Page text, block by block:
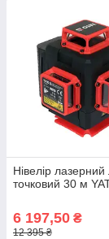
Нівелір лазерний
точковий 30 м
6 197,50 ₴
12 395 ₴